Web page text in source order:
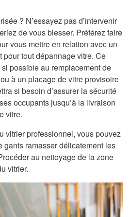
? N’essayez pas d’intervenir
de vous blesser. Préférez faire
vous mettre en relation avec un
pour tout dépannage vitre. Ce
possible au remplacement de
à un placage de vitre provisoire
si besoin d’assurer la sécurité
occupants jusqu’à la livraison
vitre.
vitrier professionnel, vous pouvez
gants ramasser délicatement les
au nettoyage de la zone
vitrier.